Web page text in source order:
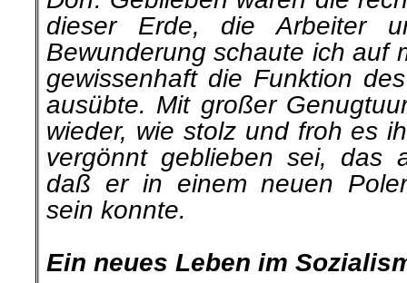
dieser Erde, die Arbeiter
Bewunderung schaute ich auf
gewissenhaft die Funktion
ausübte. Mit großer
wieder, wie stolz und froh es
ver­gönnt geblieben sei, das
daß er in einem neuen
sein konnte.
Ein neues Leben im